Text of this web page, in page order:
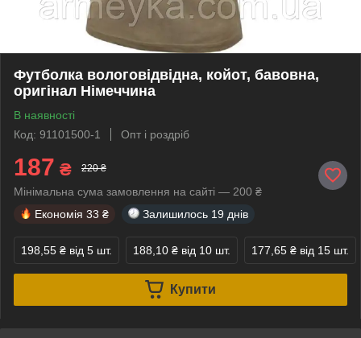
Футболка вологовідвідна, койот, бавовна,
оригінал Німеччина
В наявності
Код: 91101500-1
Опт і роздріб
187 ₴ 220 ₴
Мінімальна сума замовлення на сайті — 200 ₴
Економія 33 ₴ Залишилось 19 днів
198,55 ₴ від 5 шт. 188,10 ₴ від 10 шт. 177,65 ₴ від 15 шт.
Купити